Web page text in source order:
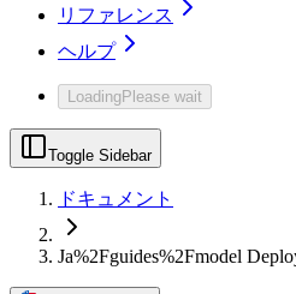
リファレンス
ヘルプ
LoadingPlease wait
Toggle Sidebar
ドキュメント
Ja%2Fguides%2Fmodel